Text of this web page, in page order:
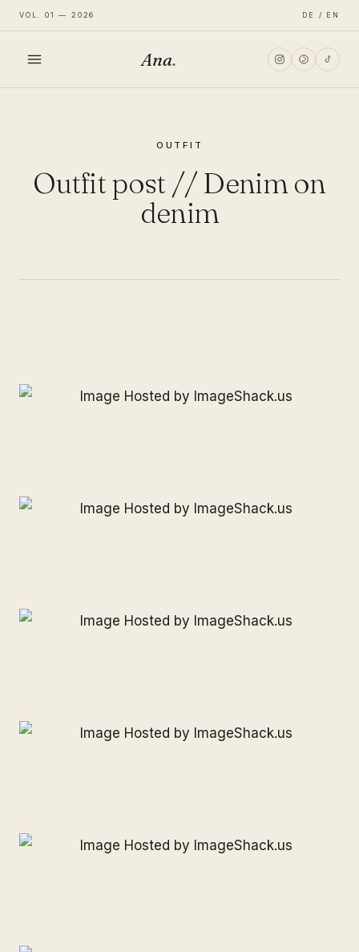
VOL. 01 — 2026 DE / EN
Ana.
OUTFIT
Outfit post // Denim on
denim